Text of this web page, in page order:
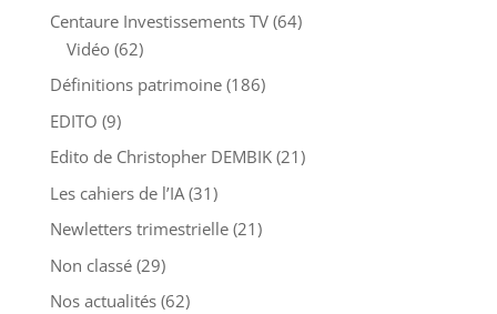
Centaure Investissements TV(64)
Vidéo(62)
Définitions patrimoine(186)
EDITO (9)
Edito de Christopher DEMBIK(21)
Les cahiers de l’IA(31)
Newletters trimestrielle(21)
Non classé(29)
Nos actualités(62)